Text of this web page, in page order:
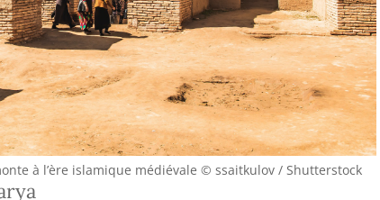
à l’ère islamique médiévale © ssaitkulov / Shutterstock